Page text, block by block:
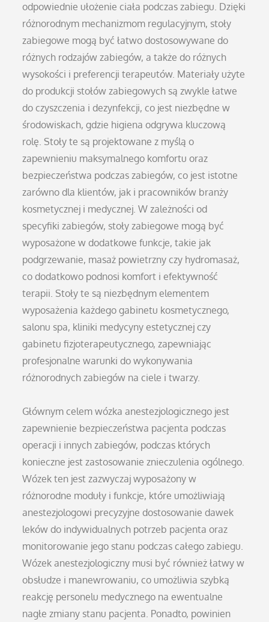
odpowiednie ułożenie ciała podczas zabiegu. Dzięki
różnorodnym mechanizmom regulacyjnym, stoły
zabiegowe mogą być łatwo dostosowywane do
różnych rodzajów zabiegów, a także do różnych
wysokości i preferencji terapeutów. Materiały użyte
do produkcji stołów zabiegowych są zwykle łatwe
do czyszczenia i dezynfekcji, co jest niezbędne w
środowiskach, gdzie higiena odgrywa kluczową
rolę. Stoły te są projektowane z myślą o
zapewnieniu maksymalnego komfortu oraz
bezpieczeństwa podczas zabiegów, co jest istotne
zarówno dla klientów, jak i pracowników branży
kosmetycznej i medycznej. W zależności od
specyfiki zabiegów, stoły zabiegowe mogą być
wyposażone w dodatkowe funkcje, takie jak
podgrzewanie, masaż powietrzny czy hydromasaż,
co dodatkowo podnosi komfort i efektywność
terapii. Stoły te są niezbędnym elementem
wyposażenia każdego gabinetu kosmetycznego,
salonu spa, kliniki medycyny estetycznej czy
gabinetu fizjoterapeutycznego, zapewniając
profesjonalne warunki do wykonywania
różnorodnych zabiegów na ciele i twarzy.
Głównym celem wózka anestezjologicznego jest
zapewnienie bezpieczeństwa pacjenta podczas
operacji i innych zabiegów, podczas których
konieczne jest zastosowanie znieczulenia ogólnego.
Wózek ten jest zazwyczaj wyposażony w
różnorodne moduły i funkcje, które umożliwiają
anestezjologowi precyzyjne dostosowanie dawek
leków do indywidualnych potrzeb pacjenta oraz
monitorowanie jego stanu podczas całego zabiegu.
Wózek anestezjologiczny musi być również łatwy w
obsłudze i manewrowaniu, co umożliwia szybką
reakcję personelu medycznego na ewentualne
nagłe zmiany stanu pacjenta. Ponadto, powinien